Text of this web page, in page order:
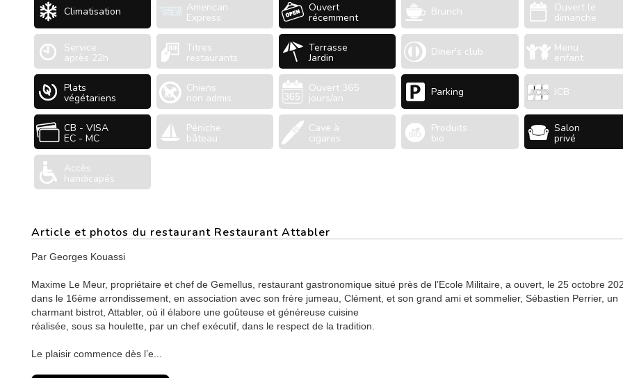
Climatisation American
Express
Ouvert
récemment Brunch Ouvert le
dimanche
Service
après 22h
Titres
restaurants
Terrasse
Jardin Diner's club Menu
enfant
Plats
végétariens
Chiens
non admis
Ouvert 365
jours/an Parking JCB
CB - VISA
EC - MC
Péniche
bâteau
Cave à
cigares
Produits
bio
Salon
privé
Accès
handicapés
Article et photos du restaurant Restaurant Attabler
Par Georges Kouassi
Maxime Le Meur, propriétaire et chef de Gemellus, restaurant gastronomique situé près de l’Ecole Militaire, a ouvert, le 25 octobre
dans le 16ème arrondissement, en association avec son frère jumeau, Clément, et son grand ami et sommelier, Sébastien Perrier, un
charmant bistrot, Attabler, où il élabore une goûteuse et généreuse cuisine
réalisée, sous sa houlette, par un chef exécutif, dans le respect de la tradition.
Le plaisir commence dès l’e...